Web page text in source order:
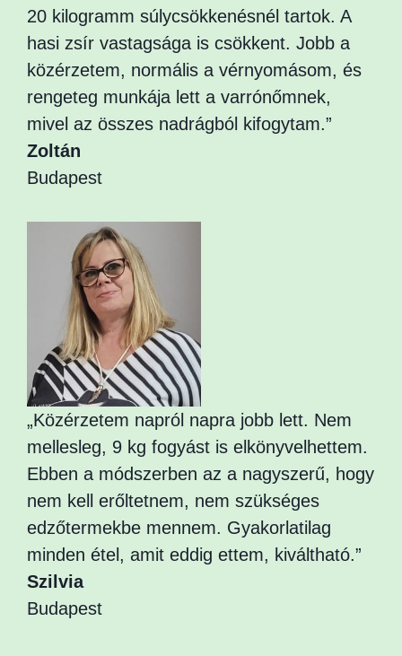
20 kilogramm súlycsökkenésnél tartok. A
hasi zsír vastagsága is csökkent. Jobb a
közérzetem, normális a vérnyomásom, és
rengeteg munkája lett a varrónőmnek,
mivel az összes nadrágból kifogytam.”
Zoltán
Budapest
„Közérzetem napról napra jobb lett. Nem
mellesleg, 9 kg fogyást is elkönyvelhettem.
Ebben a módszerben az a nagyszerű, hogy
nem kell erőltetnem, nem szükséges
edzőtermekbe mennem. Gyakorlatilag
minden étel, amit eddig ettem, kiváltható.”
Szilvia
Budapest